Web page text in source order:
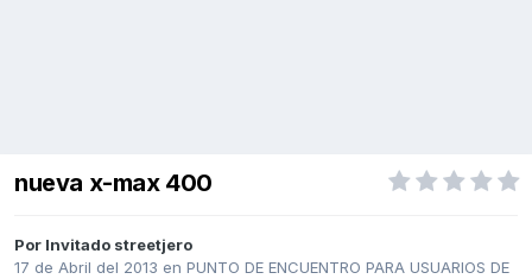
nueva x-max 400
Por Invitado streetjero
17 de Abril del 2013 en PUNTO DE ENCUENTRO PARA USUARIOS DE